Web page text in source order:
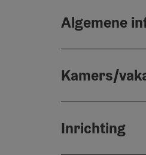
Algemene
Kamers/
Inrichting